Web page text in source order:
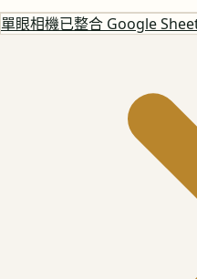
單眼相機已整合 Google